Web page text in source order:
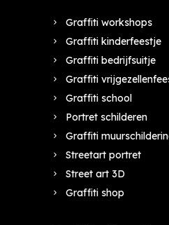
Graffiti workshops
Graffiti kinderfeestje
Graffiti bedrijfsuitje
Graffiti
Graffiti school
Portret schilderen
Graffiti
Streetart portret
Street art 3D
Graffiti shop